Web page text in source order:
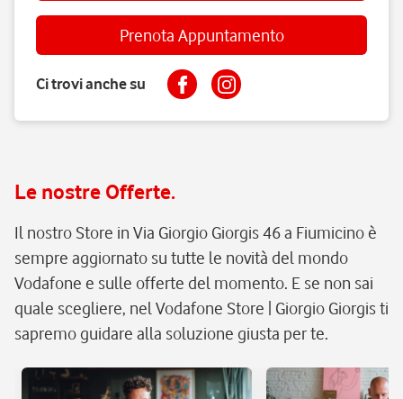
Prenota Appuntamento
Ci trovi anche su
Le nostre Offerte.
Il nostro Store in Via Giorgio Giorgis 46 a Fiumicino è
sempre aggiornato su tutte le novità del mondo
Vodafone e sulle offerte del momento. E se non sai
quale scegliere, nel Vodafone Store | Giorgio Giorgis ti
sapremo guidare alla soluzione giusta per te.